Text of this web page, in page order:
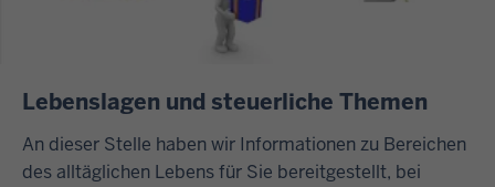
Lebenslagen und steuerliche Themen
An dieser Stelle haben wir Informationen zu Bereichen
des alltäglichen Lebens für Sie bereitgestellt, bei